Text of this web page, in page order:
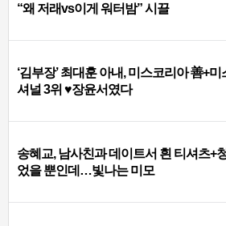
“왜 저래vs이게 워터밤” 시끌
‘김부장’ 최대훈 아내, 미스코리아 善+미
셔널 3위 ♥장윤서였다
송혜교, 남사친과 데이트서 흰 티셔츠+
었을 뿐인데…빛나는 미모